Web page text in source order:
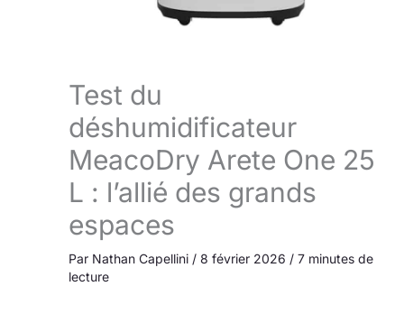
Test du
déshumidificateur
MeacoDry Arete One 25
L : l’allié des grands
espaces
Par Nathan Capellini / 8 février 2026 / 7 minutes de
lecture